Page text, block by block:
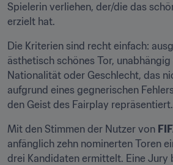
Spielerin verliehen, der/die das
erzielt hat.
Die Kriterien sind recht einfach:
ästhetisch schönes Tor,
Nationalität oder Geschlecht, das
aufgrund eines gegnerischen
den Geist des Fairplay repräsentiert.
Mit den Stimmen der Nutzer von
anfänglich zehn nominerten Toren
drei Kandidaten ermittelt. Eine Jury